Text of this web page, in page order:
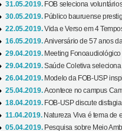
31.05.2019. FOB seleciona
30.05.2019. Público bauruense
22.05.2019.Vida e Verso em 4
16.05.2019.Aniversário de 57 anos
29.04.2019. Meeting
29.04.2019.Saúde Coletiva
26.04.2019. Modelo da FOB-USP
25.04.2019.Acontece no campus
18.04.2019. FOB-USP discute
11.04.2019. Natureza Viva é tema de
05.04.2019. Pesquisa sobre Meio